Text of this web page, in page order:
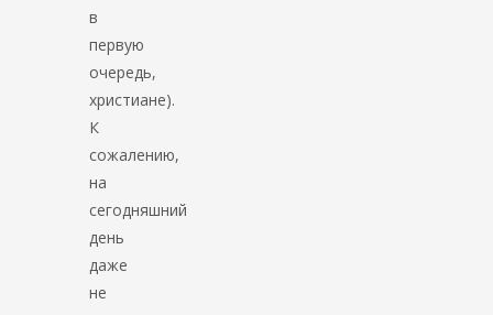
в
первую
очередь,
христиане).
К
сожалению,
на
сегодняшний
день
даже
не